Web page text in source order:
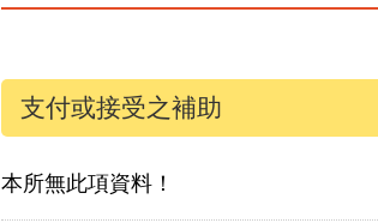
支付或接受之補助
本所無此項資料！